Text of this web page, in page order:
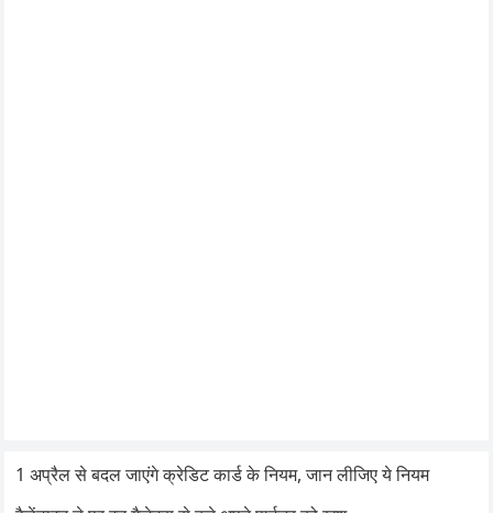
1 अप्रैल से बदल जाएंगे क्रेडिट कार्ड के नियम, जान लीजिए ये नियम